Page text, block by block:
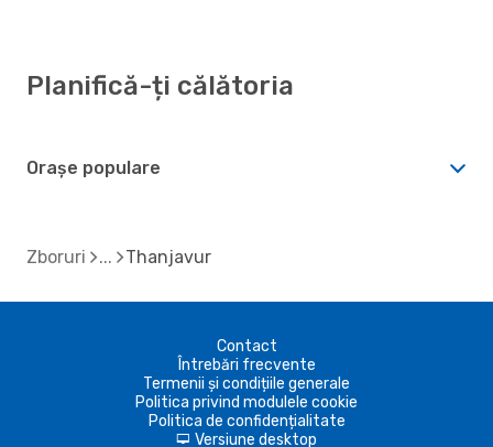
Planifică-ți călătoria
Orașe populare
Zboruri Thanjavur
Contact
Întrebări frecvente
Termenii și condițiile generale
Politica privind modulele cookie
Politica de confidențialitate
d Versiune desktop